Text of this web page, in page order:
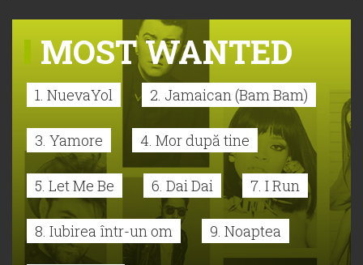
MOST WANTED
1. NuevaYol 2. Jamaican (Bam Bam)
3. Yamore 4. Mor după tine
5. Let Me Be 6. Dai Dai 7. I Run
8. Iubirea într-un om 9. Noaptea